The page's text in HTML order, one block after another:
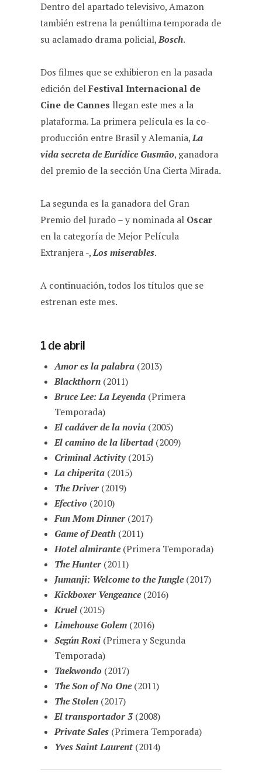
Dentro del apartado televisivo, Amazon
también estrena la penúltima temporada de
su aclamado drama policial,Bosch.
Dos filmes que se exhibieron en la pasada
edición delFestival Internacional de
Cine de Cannes llegan este mes a la
plataforma. La primera película es la co-
producción entre Brasil y Alemania,La
vida secreta de Eurídice Gusmão, ganadora
del premio de la sección Una Cierta Mirada.
La segunda es la ganadora del Gran
Premio del Jurado – y nominada al Oscar
en la categoría de Mejor Película
Extranjera -,Los miserables.
A continuación, todos los títulos que se
estrenan este mes.
1 de abril
Amor es la palabra(2013)
Blackthorn(2011)
Bruce Lee: La Leyenda(Primera
Temporada)
El cadáver de la novia(2005)
El camino de la libertad(2009)
Criminal Activity(2015)
La chiperita(2015)
The Driver(2019)
Efectivo(2010)
Fun Mom Dinner(2017)
Game of Death(2011)
Hotel almirante(Primera Temporada)
The Hunter(2011)
Jumanji: Welcome to the Jungle(2017)
Kickboxer Vengeance(2016)
Kruel(2015)
Limehouse Golem(2016)
Según Roxi(Primera y Segunda
Temporada)
Taekwondo(2017)
The Son of No One(2011)
The Stolen(2017)
El transportador 3(2008)
Private Sales(Primera Temporada)
Yves Saint Laurent(2014)